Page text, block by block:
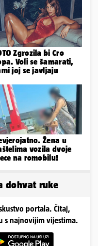
Zgrozila bi Cro
Voli se šamarati,
joj se javljaju
Žena u
vozila dvoje
na romobilu!
dohvat ruke
portala. Čitaj,
s najnovijim vijestima.